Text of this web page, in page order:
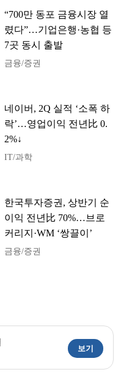
“700만 동포 금융시장 열
렸다”…기업은행·농협 등
7곳 동시 출발
금융/증권
네이버, 2Q 실적 ‘소폭 하
락’…영업이익 전년比 0.
2%↓
IT/과학
한국투자증권, 상반기 순
이익 전년比 70%…브로
커리지·WM ‘쌍끌이’
금융/증권
보기